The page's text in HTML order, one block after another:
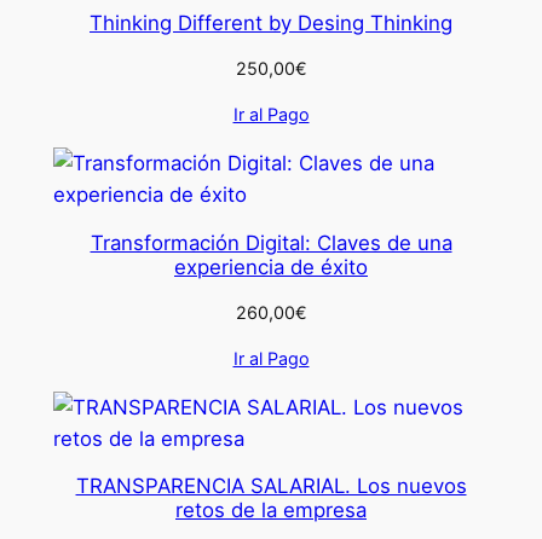
Thinking Different by Desing Thinking
250,00€
Ir al Pago
Transformación Digital: Claves de una
experiencia de éxito
260,00€
Ir al Pago
TRANSPARENCIA SALARIAL. Los nuevos
retos de la empresa